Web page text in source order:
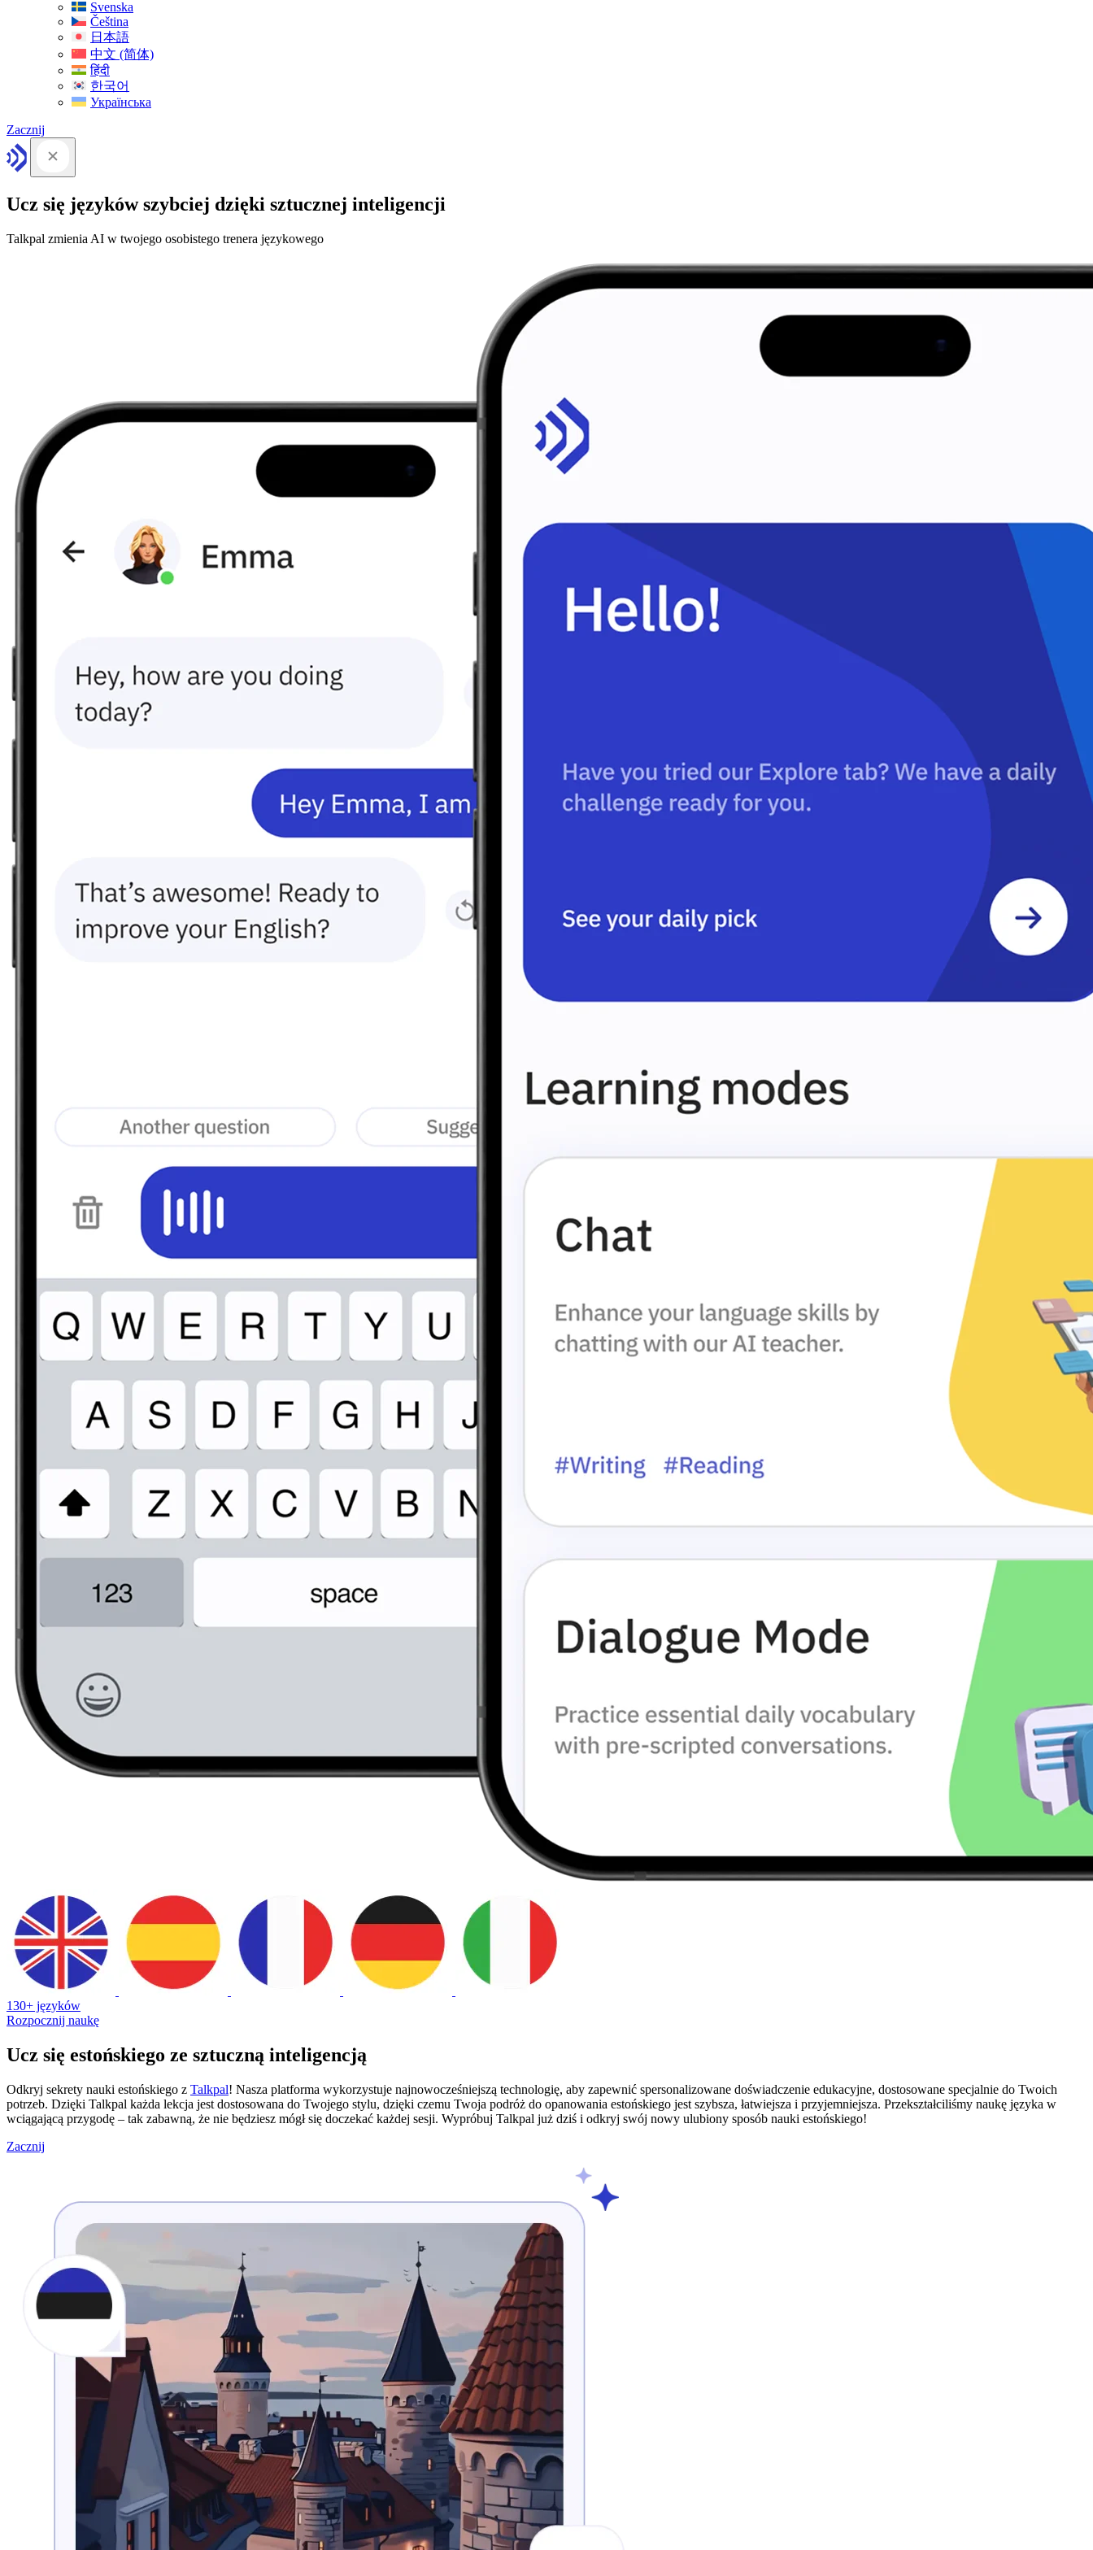
Svenska
Čeština
日本語
中文 (简体)
हिंदी
한국어
Українська
Zacznij
Ucz się języków szybciej dzięki sztucznej inteligencji
Talkpal zmienia AI w twojego osobistego trenera językowego
130+ języków
Rozpocznij naukę
Ucz się estońskiego ze sztuczną inteligencją
Odkryj sekrety nauki estońskiego z Talkpal! Nasza platforma wykorzystuje najnowocześniejszą technologię, aby zapewnić spersonalizowane doświadczenie edukacyjne, dostosowane specjalnie do Twoich
potrzeb. Dzięki Talkpal każda lekcja jest dostosowana do Twojego stylu, dzięki czemu Twoja podróż do opanowania estońskiego jest szybsza, łatwiejsza i przyjemniejsza. Przekształciliśmy naukę języka w
wciągającą przygodę – tak zabawną, że nie będziesz mógł się doczekać każdej sesji. Wypróbuj Talkpal już dziś i odkryj swój nowy ulubiony sposób nauki estońskiego!
Zacznij